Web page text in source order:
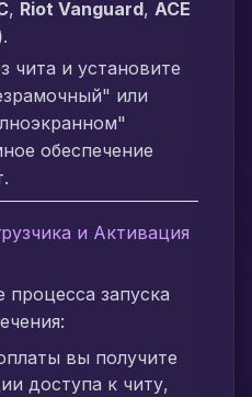
, Riot Vanguard, ACE
.
чита и установите
или
обеспечение
и Активация
запуска
вы получите
доступа к читу,